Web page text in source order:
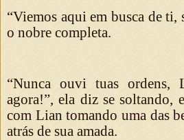
“Viemos aqui em busca de ti,
o nobre completa.
“Nunca ouvi tuas ordens,
agora!”, ela diz se soltando,
com Lian tomando uma das
atrás de sua amada.